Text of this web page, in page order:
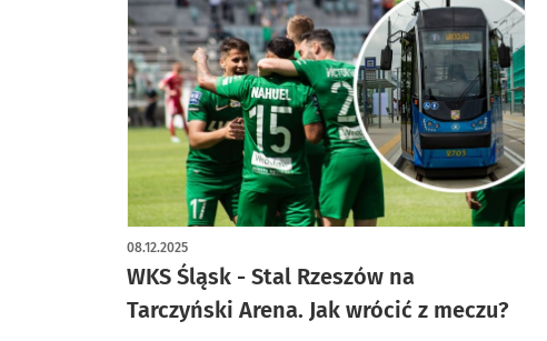
WKS Śląsk - Stal Rzeszów na
Tarczyński Arena. Jak wrócić z meczu?
08.12.2025